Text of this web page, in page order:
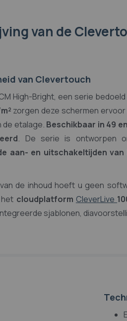
van de
van Clevertouch
High-Bright, een serie
zorgen deze schermen
de etalage. Beschikbaar in 49 en
. De serie is ontworpen
aan- en uitschakeltijden
de inhoud hoeft u geen
cloudplatform CleverLive
sjablonen,